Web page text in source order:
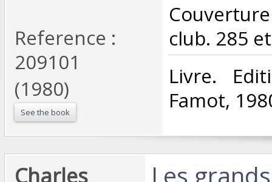
Reference :
209101
(1980)
See the book
club. 285
‎Livre.
Famot,
‎Charles
‎Les